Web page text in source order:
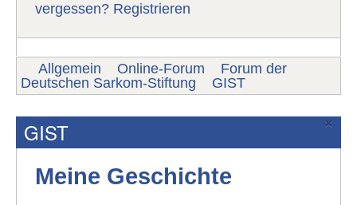
vergessen? Registrieren
Allgemein Online-Forum
Forum der
Deutschen Sarkom-Stiftung
GIST
×
GIST
Meine Geschichte